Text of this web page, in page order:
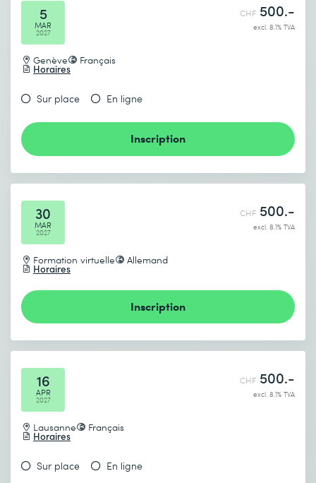
5
MAR
2027
Genève Français
Horaires
CHF 500.-
excl. 8.1% TVA
Sur place En ligne
Inscription
30
MAR
2027
Formation virtuelle Allemand
Horaires
CHF 500.-
excl. 8.1% TVA
Inscription
16
APR
2027
Lausanne Français
Horaires
CHF 500.-
excl. 8.1% TVA
Sur place En ligne